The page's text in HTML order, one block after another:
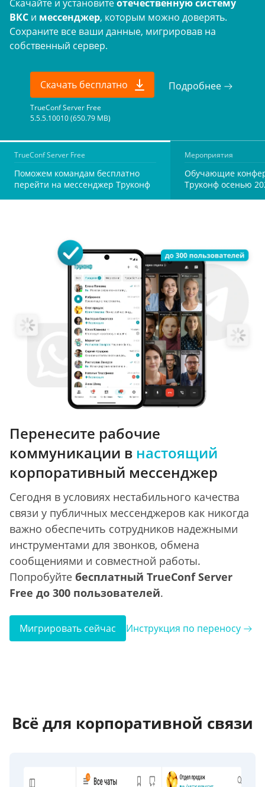
Скачайте и установитеотечественную систему
ВКС и мессенджер, которым можно доверять.
Сохраните все ваши данные, мигрировав на
собственный сервер.
Скачать бесплатно
TrueConf Server Free
5.5.5.10010 (650.79 MB)
Подробнее
TrueConf Server Free
Поможем командам бесплатно
перейти на мессенджер Труконф
Мероприятия
Обучающие
Труконф осенью
Перенесите рабочие
коммуникации в настоящий
корпоративный мессенджер
Сегодня в условиях нестабильного качества
связи у публичных мессенджеров как никогда
важно обеспечить сотрудников надежными
инструментами для звонков, обмена
сообщениями и совместной работы.
Попробуйте бесплатный TrueConf Server
Free до 300 пользователей.
Мигрировать сейчас Инструкция по переносу
Всё для корпоративной связи